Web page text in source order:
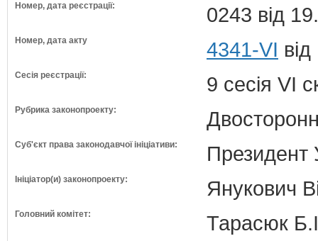
Номер, дата реєстрації: 0243 від
Номер, дата акту 4341-VI
Сесія реєстрації: 9 сесія VI
Рубрика законопроекту:
Суб'єкт права законодавчої ініціативи: Президент
Ініціатор(и) законопроекту: Янукович
Головний комітет:
Тарасюк